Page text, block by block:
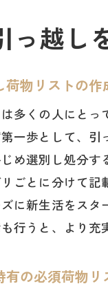
っ越し
荷物リストの
多くの人にと
一歩として、
め選別し処分
ごとに分けて
に新生活をス
行うと、より充
有の必須荷物